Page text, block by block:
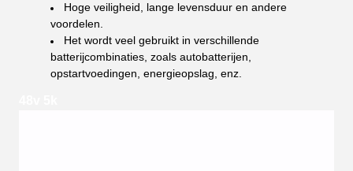
Hoge veiligheid, lange levensduur en andere
voordelen.
Het wordt veel gebruikt in verschillende
batterijcombinaties, zoals autobatterijen,
opstartvoedingen, energieopslag, enz.